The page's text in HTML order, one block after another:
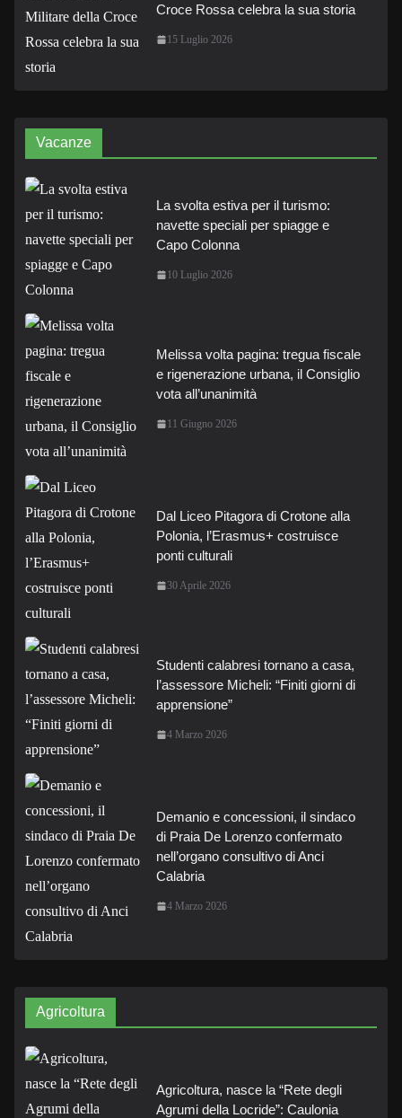
Croce Rossa celebra la sua storia
15 Luglio 2026
Vacanze
La svolta estiva per il turismo:
navette speciali per spiagge e
Capo Colonna
10 Luglio 2026
Melissa volta pagina: tregua fiscale
e rigenerazione urbana, il Consiglio
vota all’unanimità
11 Giugno 2026
Dal Liceo Pitagora di Crotone alla
Polonia, l’Erasmus+ costruisce
ponti culturali
30 Aprile 2026
Studenti calabresi tornano a casa,
l’assessore Micheli: “Finiti giorni di
apprensione”
4 Marzo 2026
Demanio e concessioni, il sindaco
di Praia De Lorenzo confermato
nell’organo consultivo di Anci
Calabria
4 Marzo 2026
Agricoltura
Agricoltura, nasce la “Rete degli
Agrumi della Locride”: Caulonia